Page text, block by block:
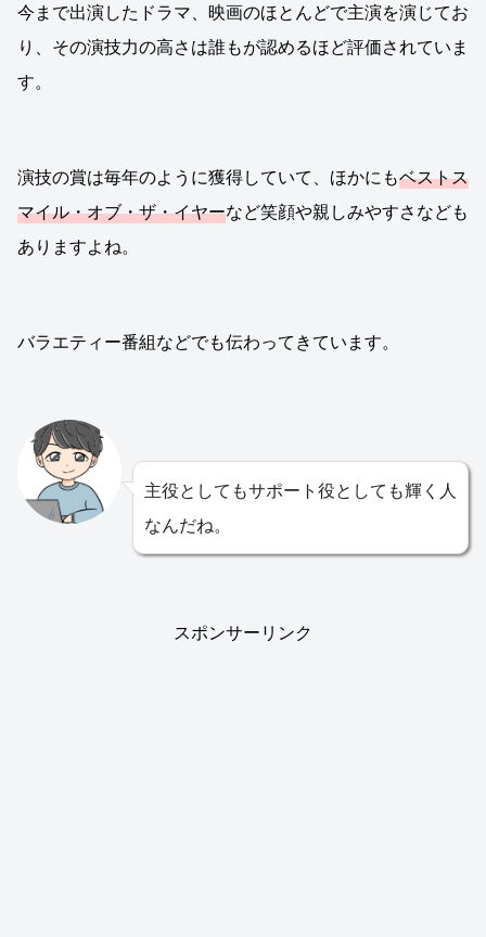
今まで出演したドラマ、映画のほとんどで主演を演じてお
り、その演技力の高さは誰もが認めるほど評価されていま
す。
演技の賞は毎年のように獲得していて、ほかにもベストス
マイル・オブ・ザ・イヤーなど笑顔や親しみやすさなども
ありますよね。
バラエティー番組などでも伝わってきています。
主役としてもサポート役としても輝く人
なんだね。
スポンサーリンク